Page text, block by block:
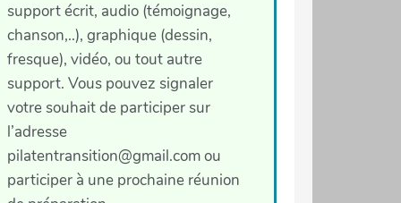
support écrit, audio (témoignage,
chanson,..), graphique (dessin,
fresque), vidéo, ou tout autre
support. Vous pouvez signaler
votre souhait de participer sur
l’adresse
pilatentransition@gmail.com ou
participer à une prochaine réunion